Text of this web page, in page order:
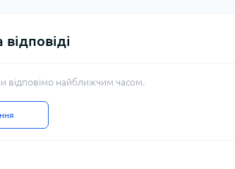
відповімо найближчим часом.